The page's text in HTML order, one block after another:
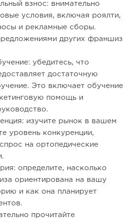
взнос: внимательно
условия, включая роялти,
и рекламные сборы.
других франшиз
убедитесь, что
достаточную
Это включает обучение
помощь и
изучите рынок в вашем
уровень конкуренции,
на ортопедические
определите, насколько
ориентирована на вашу
и как она планирует
прочитайте